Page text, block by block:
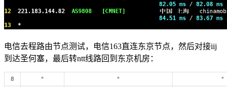
电信去程路由节点测试，电信163直连东京节点，然后对接iij
到达圣何塞，最后转ntt线路回到东京机房：